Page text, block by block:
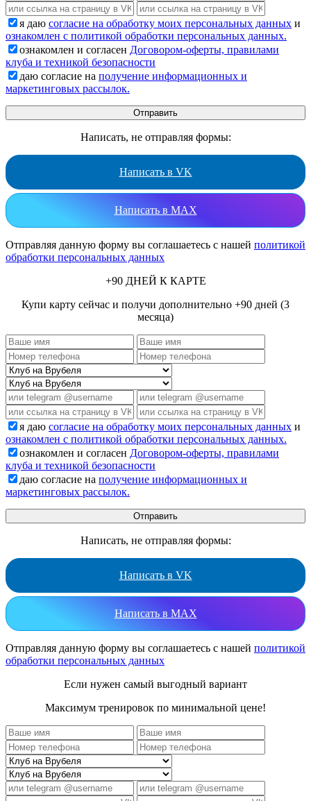
я даю согласие на обработку моих персональных данных и
ознакомлен с политикой обработки персональных данных.
ознакомлен и согласен Договором-оферты, правилами
клуба и техникой безопасности
даю согласие на получение информационных и
маркетинговых рассылок.
Написать, не отправляя формы:
Написать в VK
Написать в MAX
Отправляя данную форму вы соглашаетесь с нашей политикой
обработки персональных данных
+90 ДНЕЙ К КАРТЕ
Купи карту сейчас и получи дополнительно +90 дней (3
месяца)
я даю согласие на обработку моих персональных данных и
ознакомлен с политикой обработки персональных данных.
ознакомлен и согласен Договором-оферты, правилами
клуба и техникой безопасности
даю согласие на получение информационных и
маркетинговых рассылок.
Написать, не отправляя формы:
Написать в VK
Написать в MAX
Отправляя данную форму вы соглашаетесь с нашей политикой
обработки персональных данных
Если нужен самый выгодный вариант
Максимум тренировок по минимальной цене!